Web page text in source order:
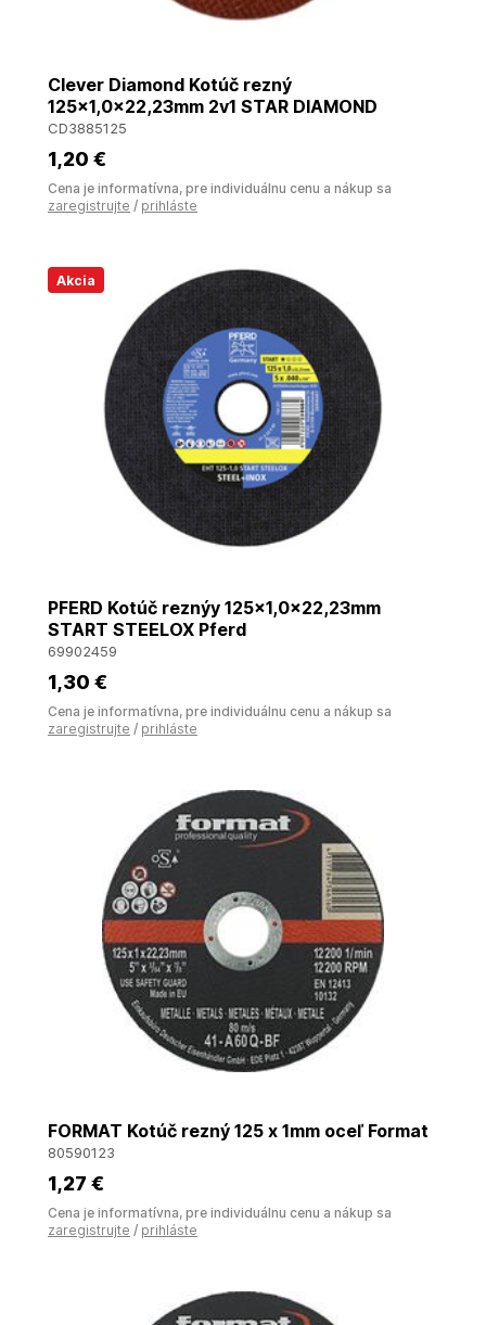
Clever Diamond Kotúč rezný
125x1,0x22,23mm 2v1 STAR DIAMOND
CD3885125
1,20 €
Cena je informatívna, pre individuálnu cenu a nákup sa
zaregistrujte / prihláste
Akcia
PFERD Kotúč reznýy 125x1,0x22,23mm
START STEELOX Pferd
69902459
1,30 €
Cena je informatívna, pre individuálnu cenu a nákup sa
zaregistrujte / prihláste
FORMAT Kotúč rezný 125 x 1mm oceľ Format
80590123
1,27 €
Cena je informatívna, pre individuálnu cenu a nákup sa
zaregistrujte / prihláste